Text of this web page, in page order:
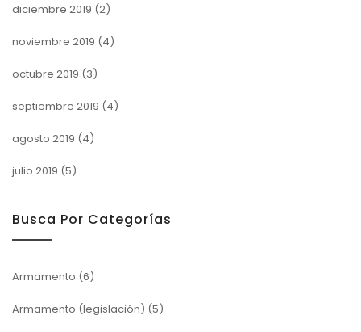
diciembre 2019 (2)
noviembre 2019 (4)
octubre 2019 (3)
septiembre 2019 (4)
agosto 2019 (4)
julio 2019 (5)
Busca Por Categorías
Armamento (6)
Armamento (legislación) (5)